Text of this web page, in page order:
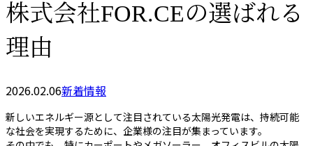
株式会社FOR.CEの選ばれる
理由
2026.02.06新着情報
新しいエネルギー源として注目されている太陽光発電は、持続可能
な社会を実現するために、企業様の注目が集まっています。